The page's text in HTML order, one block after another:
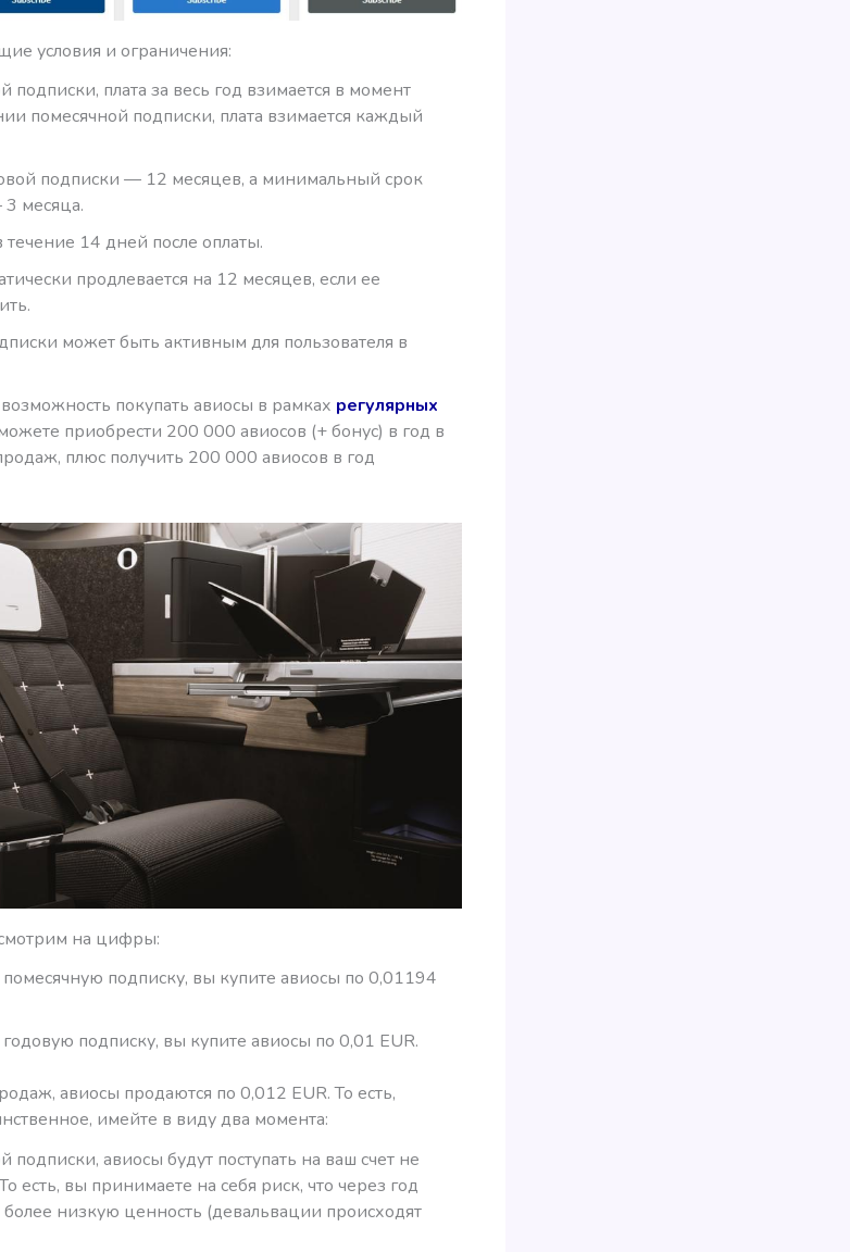
условия и ограничения:
плата за весь год взимается в момент
помесячной подписки, плата взимается каждый
подписки — 12 месяцев, а минимальный срок
месяца.
14 дней после оплаты.
продлевается на 12 месяцев, если ее
может быть активным для пользователя в
покупать авиосы в рамках регулярных
приобрести 200 000 авиосов (+ бонус) в год в
плюс получить 200 000 авиосов в год
на цифры:
подписку, вы купите авиосы по 0,01194
подписку, вы купите авиосы по 0,01 EUR.
авиосы продаются по 0,012 EUR. То есть,
имейте в виду два момента:
авиосы будут поступать на ваш счет не
есть, вы принимаете на себя риск, что через год
низкую ценность (девальвации происходят